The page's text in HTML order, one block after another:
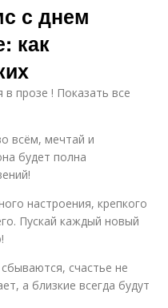
с днем
как
прозе ! Показать все
всём, мечтай и
будет полна
настроения, крепкого
Пускай каждый новый
счастье не
а близкие всегда будут